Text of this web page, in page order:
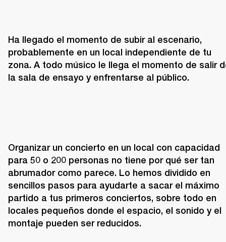
Ha llegado el momento de subir al escenario,
probablemente en un local independiente de tu
zona. A todo músico le llega el momento de salir
la sala de ensayo y enfrentarse al público.
Organizar un concierto en un local con capacidad
para 50 o 200 personas no tiene por qué ser tan
abrumador como parece. Lo hemos dividido en
sencillos pasos para ayudarte a sacar el máximo
partido a tus primeros conciertos, sobre todo en
locales pequeños donde el espacio, el sonido y el
montaje pueden ser reducidos.